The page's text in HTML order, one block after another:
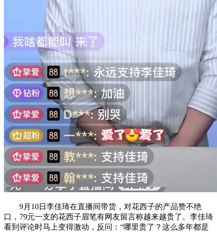
9月10日李佳琦在直播间带货，对花西子的产品赞不绝
口，79元一支的花西子眉笔有网友留言称越来越贵了。李佳琦
看到评论时马上变得激动，反问：“哪里贵了？这么多年都是